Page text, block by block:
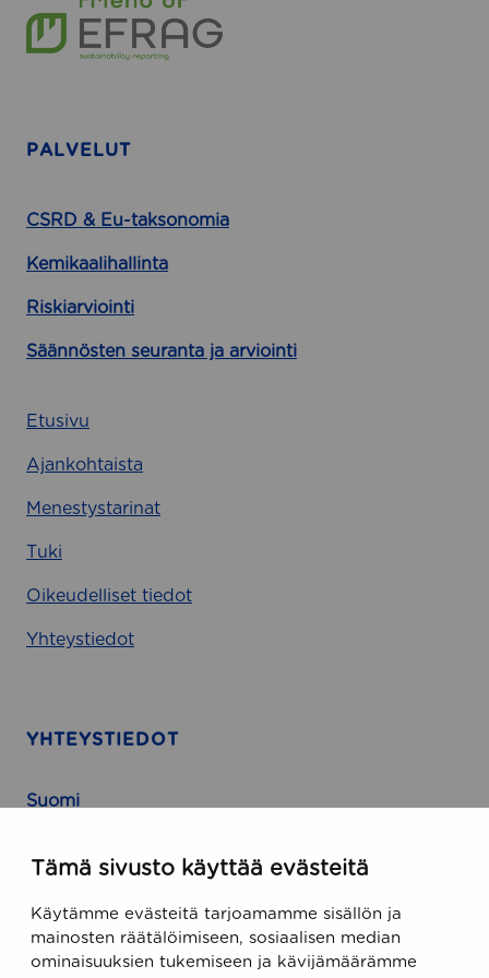
Tämä sivusto käyttää evästeitä
Käytämme evästeitä tarjoamamme sisällön ja
mainosten räätälöimiseen, sosiaalisen median
ominaisuuksien tukemiseen ja kävijämäärämme
PALVELUT
CSRD & Eu-taksonomia
Kemikaalihallinta
Riskiarviointi
Säännösten seuranta ja arviointi
Etusivu
Ajankohtaista
Menestystarinat
Tuki
Oikeudelliset tiedot
Yhteystiedot
YHTEYSTIEDOT
Suomi
FIN-00100 Helsinki, Finland
USA
470 Ramona Street